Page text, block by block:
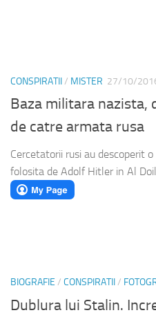
CONSPIRATII/ MISTER 27/10/
Baza militara nazista,
de catre armata rusa
Cercetatorii rusi au descoperit
folosita de Adolf Hitler in Al
BIOGRAFIE / CONSPIRATII/
Dublura lui Stalin.